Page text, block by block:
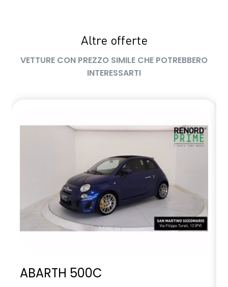
Altre offerte
VETTURE CON PREZZO SIMILE CHE POTREBBERO
INTERESSARTI
ABARTH 500C